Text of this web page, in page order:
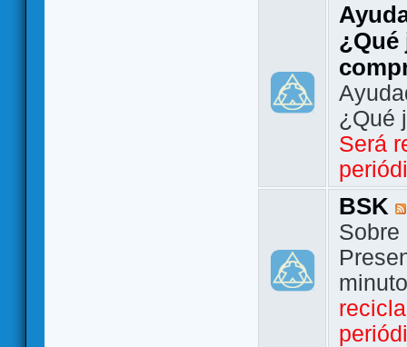
¿Qué
¿Qué
Será
BSK
Sobre